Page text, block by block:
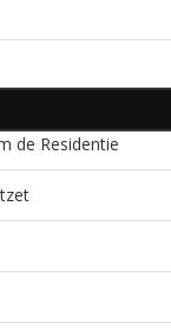
de Residentie